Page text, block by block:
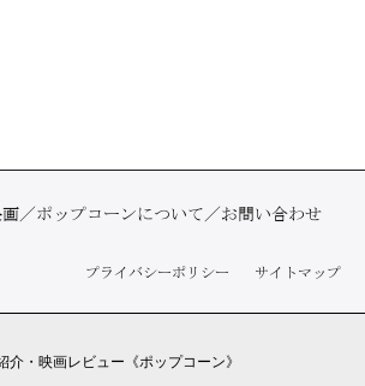
ポップコーンについて お問い合わせ
プライバシーポリシー サイトマップ
介・映画レビュー《ポップコーン》